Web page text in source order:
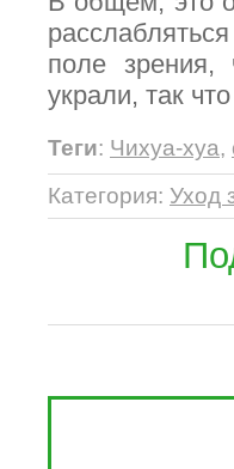
поле
украли, так
Теги: Чихуа-хуа,
Категория: Уход